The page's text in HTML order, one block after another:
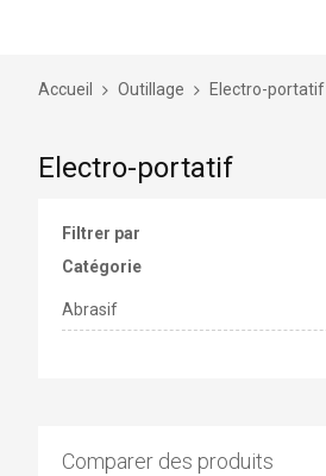
Accueil Outillage Electro-portatif
Electro-portatif
Filtrer par
Catégorie
Abrasif
Comparer des produits